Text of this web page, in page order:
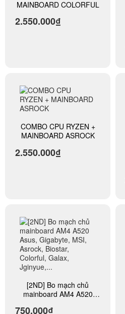
MAINBOARD COLORFUL
2.550.000₫
COMBO CPU RYZEN +
MAINBOARD ASROCK
2.550.000₫
[2ND] Bo mạch chủ
mainboard AM4 A520
Asrock, Biostar, Colorful,
750.000₫